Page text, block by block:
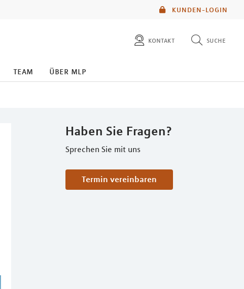
KUNDEN-LOGIN
kontakt suche
team über mlp
Haben Sie Fragen?
Sprechen Sie mit uns
Termin vereinbaren